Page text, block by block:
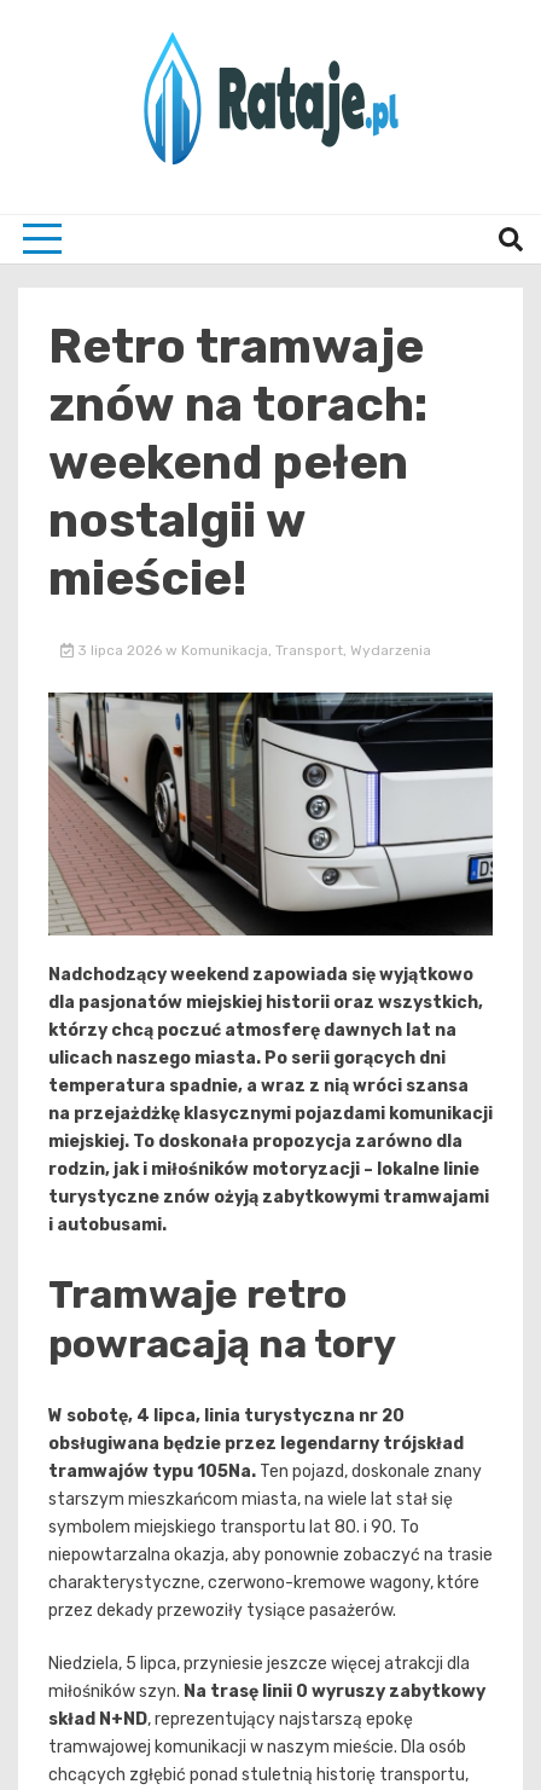
Retro tramwaje
znów na torach:
weekend pełen
nostalgii w
mieście!
3 lipca 2026 w Komunikacja, Transport, Wydarzenia
Nadchodzący weekend zapowiada się wyjątkowo
dla pasjonatów miejskiej historii oraz wszystkich,
którzy chcą poczuć atmosferę dawnych lat na
ulicach naszego miasta. Po serii gorących dni
temperatura spadnie, a wraz z nią wróci szansa
na przejażdżkę klasycznymi pojazdami komunikacji
miejskiej. To doskonała propozycja zarówno dla
rodzin, jak i miłośników motoryzacji – lokalne linie
turystyczne znów ożyją zabytkowymi tramwajami
i autobusami.
Tramwaje retro
powracają na tory
W sobotę, 4 lipca, linia turystyczna nr 20
obsługiwana będzie przez legendarny trójskład
tramwajów typu 105Na. Ten pojazd, doskonale znany
starszym mieszkańcom miasta, na wiele lat stał się
symbolem miejskiego transportu lat 80. i 90. To
niepowtarzalna okazja, aby ponownie zobaczyć na trasie
charakterystyczne, czerwono-kremowe wagony, które
przez dekady przewoziły tysiące pasażerów.
Niedziela, 5 lipca, przyniesie jeszcze więcej atrakcji dla
miłośników szyn. Na trasę linii 0 wyruszy zabytkowy
skład N+ND, reprezentujący najstarszą epokę
tramwajowej komunikacji w naszym mieście. Dla osób
chcących zgłębić ponad stuletnią historię transportu,